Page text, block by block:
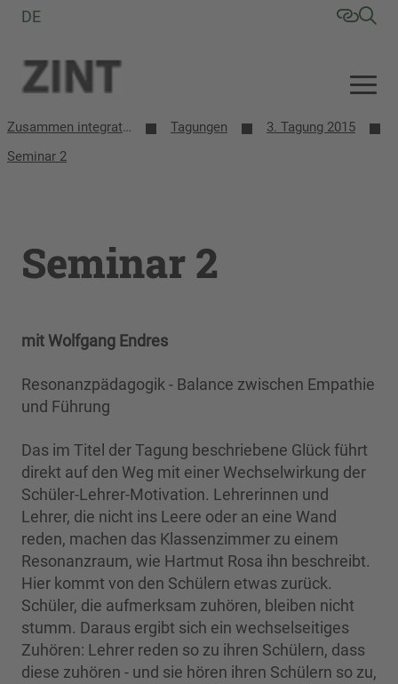
DE
Zusammen integrative/inklusive Schule entwickeln (ZINT) Tagungen
3. Tagung 2015
Seminar 2
Seminar 2
mit Wolfgang Endres
Resonanzpädagogik - Balance zwischen Empathie
und Führung
Das im Titel der Tagung beschriebene Glück führt
direkt auf den Weg mit einer Wechselwirkung der
Schüler-Lehrer-Motivation. Lehrerinnen und
Lehrer, die nicht ins Leere oder an eine Wand
reden, ma­chen das Klassenzimmer zu einem
Resonanzraum, wie Hartmut Rosa ihn beschreibt.
Hier kommt von den Schülern etwas zurück.
Schüler, die aufmerksam zuhören, bleiben nicht
stumm. Daraus ergibt sich ein wechselseitiges
Zuhören: Lehrer reden so zu ihren Schülern, dass
diese zuhören - und sie hören ihren Schülern so zu,